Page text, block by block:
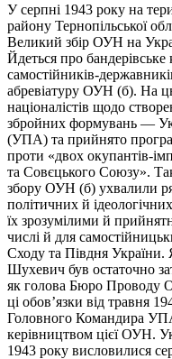
У серпні 1943 року на
району Тернопільської
Великий збір ОУН на
Йдеться про
самостійників-
абревіатуру ОУН (б). На
націоналістів щодо
збройних формувань —
(УПА) та прийнято
проти «двох окупантів-
та Совєцького Союзу».
збору ОУН (б) ухвалили
політичних й
їх зрозумілими й
числі й для
Сходу та Півдня України.
Шухевич був остаточно
як голова Бюро Проводу
ці обов’язки від травня
Головного Командира
керівництвом цієї ОУН.
1943 року висловилися